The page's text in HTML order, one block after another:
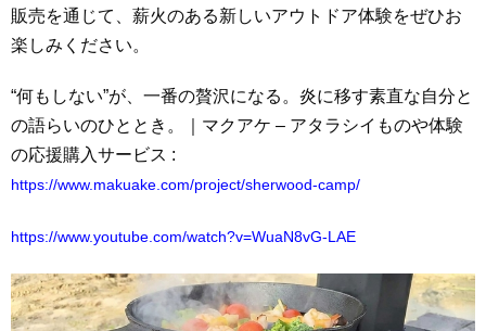
販売を通じて、薪火のある新しいアウトドア体験をぜひお
楽しみください。
“何もしない”が、一番の贅沢になる。炎に移す素直な自分と
の語らいのひととき。｜マクアケ – アタラシイものや体験
の応援購入サービス :
https://www.makuake.com/project/sherwood-camp/
https://www.youtube.com/watch?v=WuaN8vG-LAE